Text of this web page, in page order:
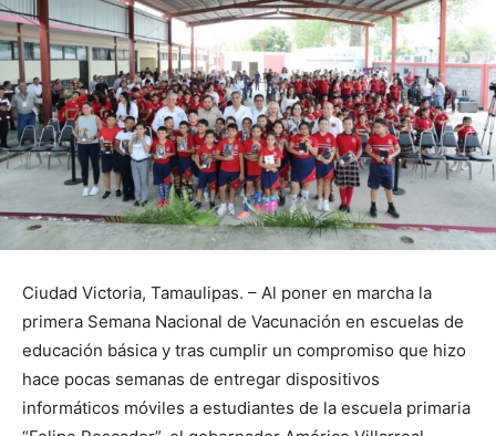
Ciudad Victoria, Tamaulipas. – Al poner en marcha la
primera Semana Nacional de Vacunación en escuelas de
educación básica y tras cumplir un compromiso que hizo
hace pocas semanas de entregar dispositivos
informáticos móviles a estudiantes de la escuela primaria